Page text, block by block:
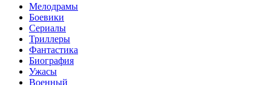
Мелодрамы
Боевики
Сериалы
Триллеры
Фантастика
Биография
Ужасы
Военный